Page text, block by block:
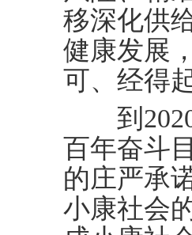
移深化供
健康发展
可、经得
到2020
百年奋斗
的庄严承
小康社会